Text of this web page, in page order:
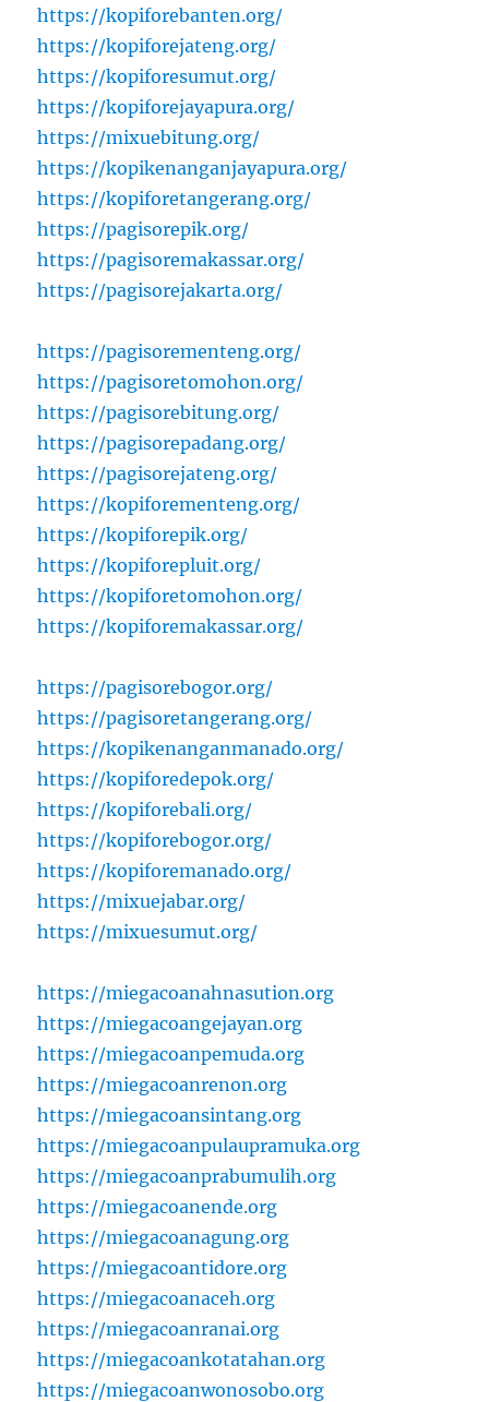
https://kopiforebanten.org/
https://kopiforejateng.org/
https://kopiforesumut.org/
https://kopiforejayapura.org/
https://mixuebitung.org/
https://kopikenanganjayapura.org/
https://kopiforetangerang.org/
https://pagisorepik.org/
https://pagisoremakassar.org/
https://pagisorejakarta.org/
https://pagisorementeng.org/
https://pagisoretomohon.org/
https://pagisorebitung.org/
https://pagisorepadang.org/
https://pagisorejateng.org/
https://kopiforementeng.org/
https://kopiforepik.org/
https://kopiforepluit.org/
https://kopiforetomohon.org/
https://kopiforemakassar.org/
https://pagisorebogor.org/
https://pagisoretangerang.org/
https://kopikenanganmanado.org/
https://kopiforedepok.org/
https://kopiforebali.org/
https://kopiforebogor.org/
https://kopiforemanado.org/
https://mixuejabar.org/
https://mixuesumut.org/
https://miegacoanahnasution.org
https://miegacoangejayan.org
https://miegacoanpemuda.org
https://miegacoanrenon.org
https://miegacoansintang.org
https://miegacoanpulaupramuka.org
https://miegacoanprabumulih.org
https://miegacoanende.org
https://miegacoanagung.org
https://miegacoantidore.org
https://miegacoanaceh.org
https://miegacoanranai.org
https://miegacoankotatahan.org
https://miegacoanwonosobo.org